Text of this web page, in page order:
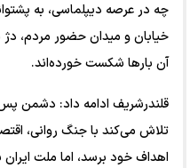
چه در عرصه دیپلماسی، به
خیابان و میدان حضور مردم،
آن بار‌ها شکست خورده‌اند.
قلندرشریف ادامه داد: دشمن
تلاش می‌کند با جنگ روانی،
اهداف خود برسد، اما ملت